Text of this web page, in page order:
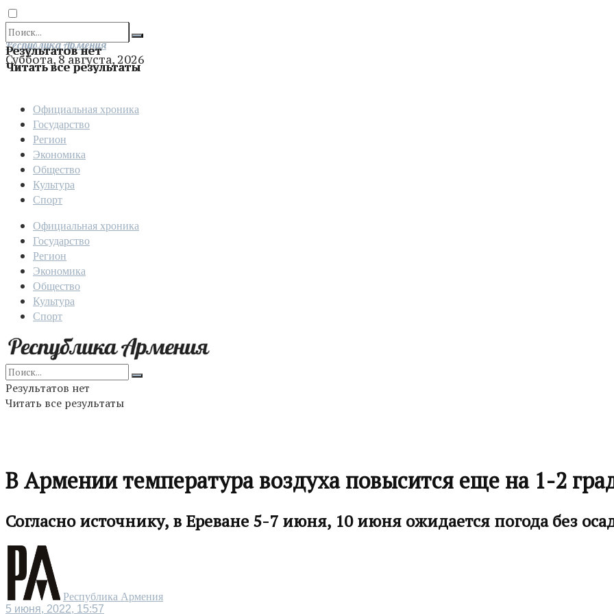
Результатов нет
Читать все результаты
Отправить
Республика Армения
Суббота, 8 августа, 2026
Официальная хроника
Государство
Регион
Экономика
Общество
Культура
Спорт
Официальная хроника
Государство
Регион
Экономика
Общество
Культура
Спорт
Результатов нет
Читать все результаты
В Армении температура воздуха повысится еще на 1-2
Согласно источнику, в Ереване 5-7 июня, 10 июня ожидается погода без
Республика Армения
5 июня, 2022, 15:57